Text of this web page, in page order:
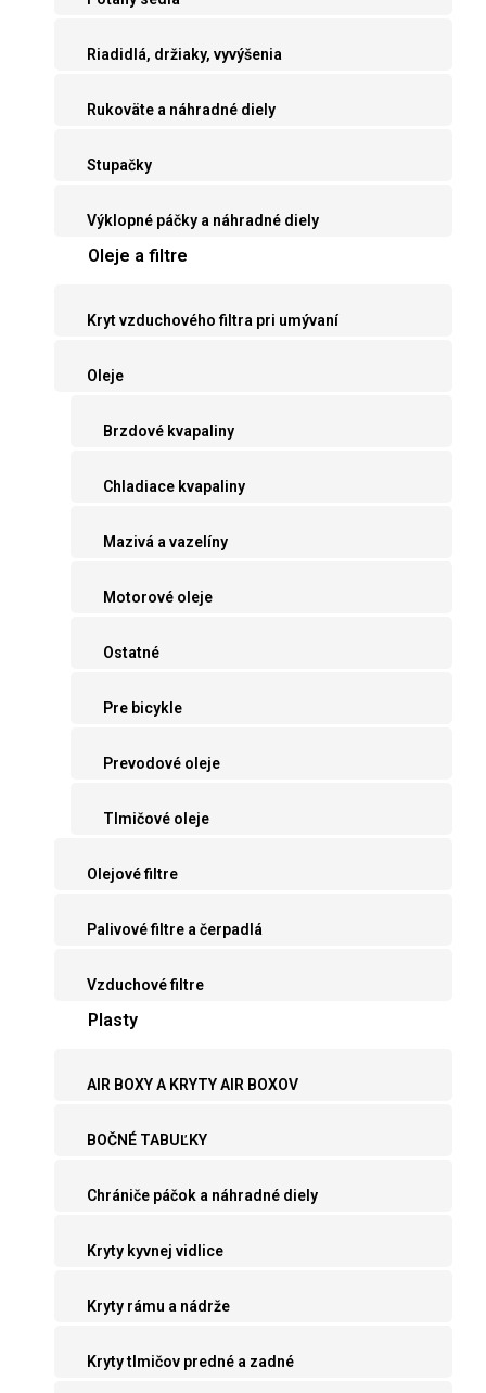
Riadidlá, držiaky, vyvýšenia
Rukoväte a náhradné diely
Stupačky
Výklopné páčky a náhradné diely
Oleje a filtre
Kryt vzduchového filtra pri umývaní
Oleje
Brzdové kvapaliny
Chladiace kvapaliny
Mazivá a vazelíny
Motorové oleje
Ostatné
Pre bicykle
Prevodové oleje
Tlmičové oleje
Olejové filtre
Palivové filtre a čerpadlá
Vzduchové filtre
Plasty
AIR BOXY A KRYTY AIR BOXOV
BOČNÉ TABUĽKY
Chrániče páčok a náhradné diely
Kryty kyvnej vidlice
Kryty rámu a nádrže
Kryty tlmičov predné a zadné